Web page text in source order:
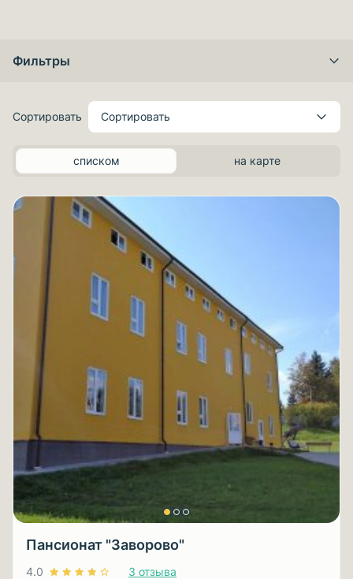
Фильтры
Сортировать Сортировать
списком на карте
Пансионат "Заворово"
4.0 3 отзыва